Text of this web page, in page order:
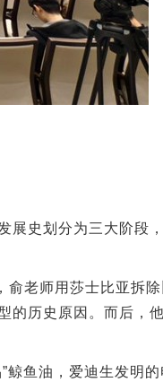
展史划分为三大阶段
老师用莎士比亚拆
的历史原因。而后，
鱼油，爱迪生发明